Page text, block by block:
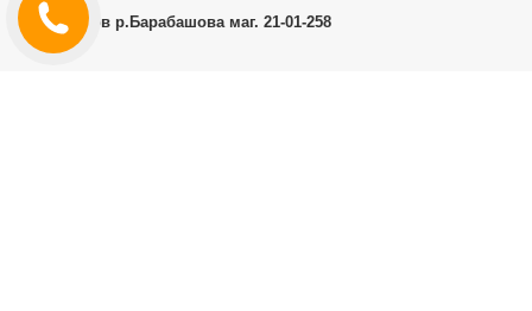
г.Харьков р.Барабашова маг. 21-01-258